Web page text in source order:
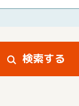
検索する